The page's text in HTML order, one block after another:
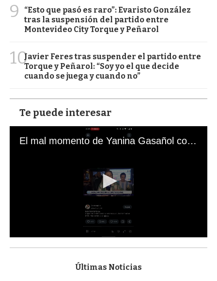
9
“Esto que pasó es raro”: Evaristo González
tras la suspensión del partido entre
Montevideo City Torque y Peñarol
10Javier Feres tras suspender el partido entre
Torque y Peñarol: “Soy yo el que decide
cuando se juega y cuando no”
Te puede interesar
El mal momento de Yanina Gasañol con un hincha argentino en "Subrayado"
s
Últimas Noticias